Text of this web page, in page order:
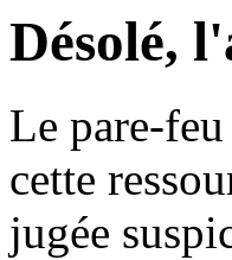
Désolé,
Le pare-
cette
jugée